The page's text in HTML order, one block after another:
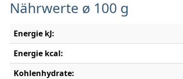
Nährwerte ø 100 g
Energie kJ:
Energie kcal:
Kohlenhydrate: